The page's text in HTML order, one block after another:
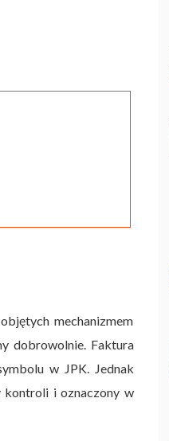
mechanizmem
dobrowolnie. Faktura
w JPK. Jednak
kontroli i oznaczony w